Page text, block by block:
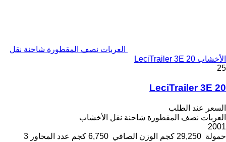
العربات نصف المقطورة شاحنة نقل
الأخشاب LeciTrailer 3E 20
25
LeciTrailer 3E 20
السعر عند الطلب
العربات نصف المقطورة شاحنة نقل الأخشاب
2001
حمولة 29,250 كجم الوزن الصافي 6,750 كجم عدد المحاور 3